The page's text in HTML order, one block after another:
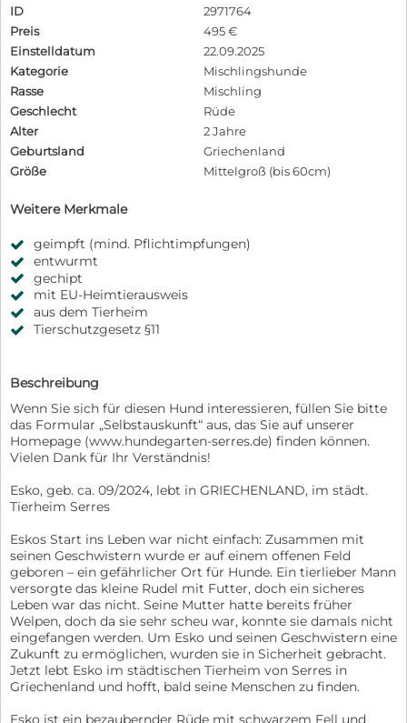
ID
2971764
Preis
495 €
Einstelldatum
22.09.2025
Kategorie
Mischlingshunde
Rasse
Mischling
Geschlecht
Rüde
Alter
2 Jahre
Geburtsland
Griechenland
Größe
Mittelgroß (bis 60cm)
Weitere Merkmale
geimpft (mind. Pflichtimpfungen)
entwurmt
gechipt
mit EU-Heimtierausweis
aus dem Tierheim
Tierschutzgesetz §11
Beschreibung
Wenn Sie sich für diesen Hund interessieren, füllen Sie bitte
das Formular „Selbstauskunft“ aus, das Sie auf unserer
Homepage (www.hundegarten-serres.de) finden können.
Vielen Dank für Ihr Verständnis!
Esko, geb. ca. 09/2024, lebt in GRIECHENLAND, im städt.
Tierheim Serres
Eskos Start ins Leben war nicht einfach: Zusammen mit
seinen Geschwistern wurde er auf einem offenen Feld
geboren – ein gefährlicher Ort für Hunde. Ein tierlieber Mann
versorgte das kleine Rudel mit Futter, doch ein sicheres
Leben war das nicht. Seine Mutter hatte bereits früher
Welpen, doch da sie sehr scheu war, konnte sie damals nicht
eingefangen werden. Um Esko und seinen Geschwistern eine
Zukunft zu ermöglichen, wurden sie in Sicherheit gebracht.
Jetzt lebt Esko im städtischen Tierheim von Serres in
Griechenland und hofft, bald seine Menschen zu finden.
Esko ist ein bezaubernder Rüde mit schwarzem Fell und